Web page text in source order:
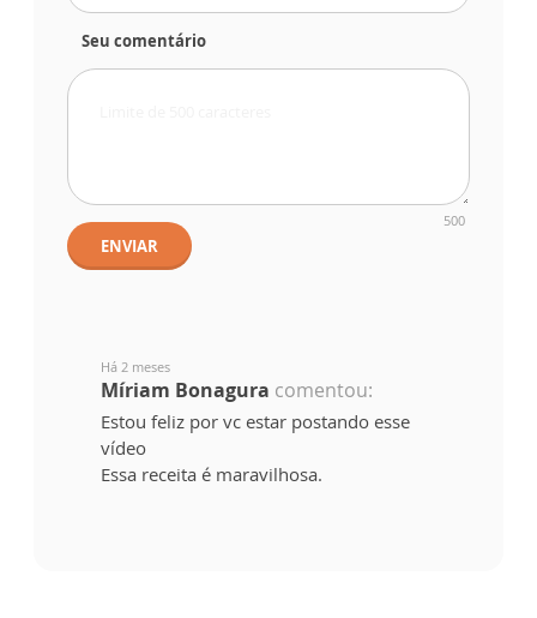
Seu comentário
500
ENVIAR
Há 2 meses
Míriam Bonagura comentou:
Estou feliz por vc estar postando esse
vídeo
Essa receita é maravilhosa.